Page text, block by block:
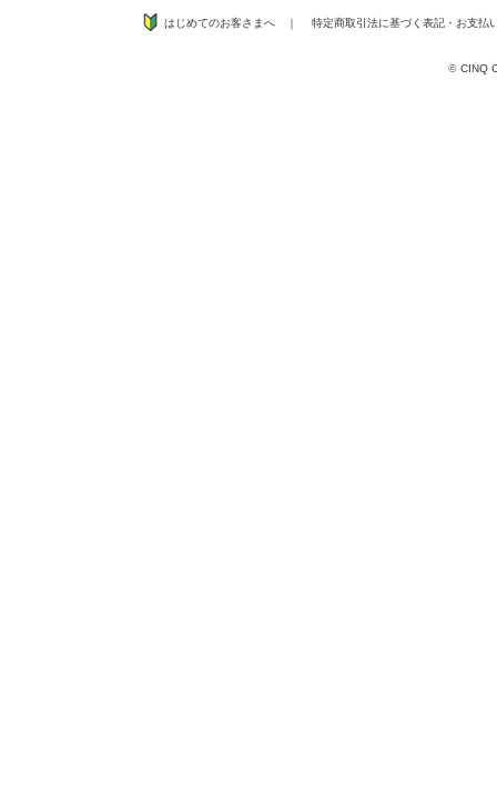
はじめてのお客さまへ ｜ 特定商取引法に基づく表記 ・ お支払
© CINQ